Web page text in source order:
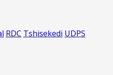
RDC Tshisekedi UDPS